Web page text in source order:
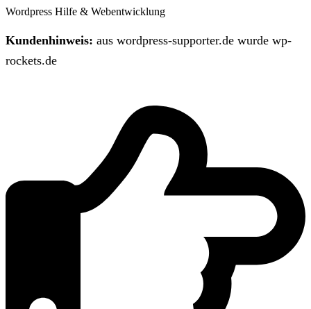
Wordpress Hilfe & Webentwicklung
Kundenhinweis: aus wordpress-supporter.de wurde wp-
rockets.de